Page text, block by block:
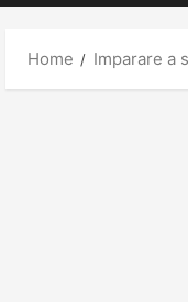
Home Imparare a